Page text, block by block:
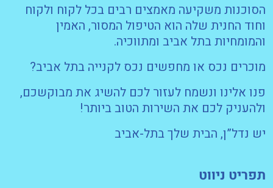
הסוכנות משקיעה מאמצים רבים בכל לקוח ולקוח
וחוד החנית שלה הוא הטיפול המסור, האמין
והמומחיות בתל אביב ומתווכיה.
מוכרים נכס או מחפשים נכס לקנייה בתל אביב?
פנו אלינו ונשמח לעזור לכם להשיג את מבוקשכם,
ולהעניק לכם את השירות הטוב ביותר!
יש נדל”ן, הבית שלך בתל-אביב
תפריט ניווט